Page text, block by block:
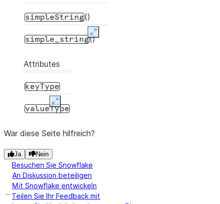
simpleString()
simple_string()Expand
Attributes
keyType
valueType
Expand
War diese Seite hilfreich?
Ja Nein
Besuchen Sie Snowflake
An Diskussion beteiligen
Mit Snowflake entwickeln
Teilen Sie Ihr Feedback mit